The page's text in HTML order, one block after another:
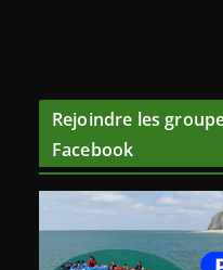
Rejoindre les
Facebook